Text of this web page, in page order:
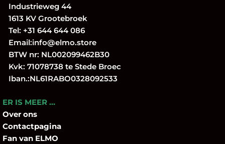
Industrieweg 44
1613 KV Grootebroek
Tel: +31 644 644 086
Email:info@elmo.store
BTW nr: NL002099462B30
Kvk: 71078738 te Stede Broec
Iban.:NL61RABO0328092533
ER IS MEER …
Over ons
Contactpagina
Fan van ELMO